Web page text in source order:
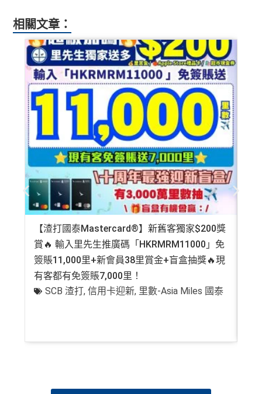
相關文章：
【渣打國泰Mastercard®】新舊客獨家$200獎
賞🔥 輸入里先生推廣碼「HKRMRM11000」免
簽賬11,000里+新會員38里賞金+盲盒抽獎🔥現
有客都有免簽賬7,000里！
SCB 渣打,信用卡迎新, 里數-Asia Miles 國泰